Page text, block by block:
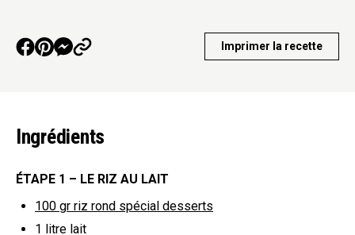
Imprimer la recette
Ingrédients
ÉTAPE 1 – LE RIZ AU LAIT
100 gr riz rond spécial desserts
1 litre lait